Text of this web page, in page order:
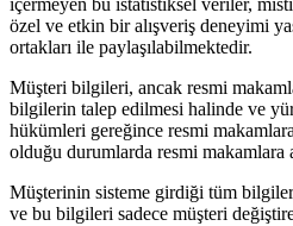
içermeyen bu istatistiksel veriler,
özel ve etkin bir alışveriş deneyimi
ortakları ile paylaşılabilmektedir.
Müşteri bilgileri, ancak resmi
bilgilerin talep edilmesi halinde ve
hükümleri gereğince resmi
olduğu durumlarda resmi makamlara
Müşterinin sisteme girdiği tüm
ve bu bilgileri sadece müşteri